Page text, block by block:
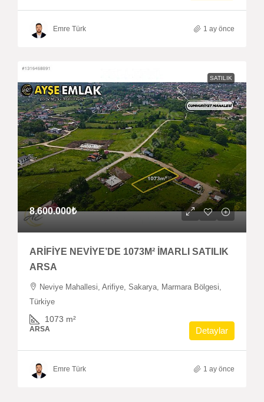
Emre Türk 1 ay önce
SATILIK
8.600.000₺
ARİFİYE NEVİYE’DE 1073M² İMARLI SATILIK
ARSA
Neviye Mahallesi, Arifiye, Sakarya, Marmara Bölgesi,
Türkiye
1073 m²
ARSA Detaylar
Emre Türk 1 ay önce